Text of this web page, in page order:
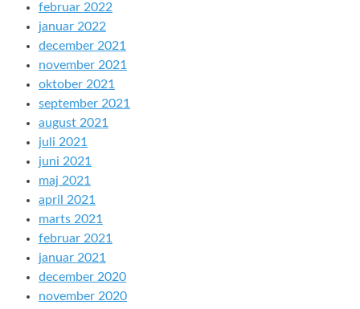
februar 2022
januar 2022
december 2021
november 2021
oktober 2021
september 2021
august 2021
juli 2021
juni 2021
maj 2021
april 2021
marts 2021
februar 2021
januar 2021
december 2020
november 2020